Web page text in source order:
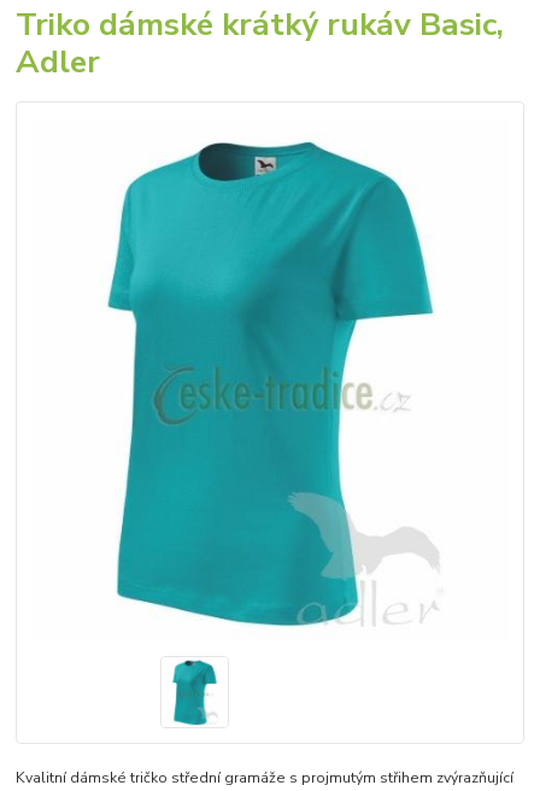
Triko dámské krátký rukáv Basic,
Adler
Kvalitní dámské tričko střední gramáže s projmutým střihem zvýrazňující